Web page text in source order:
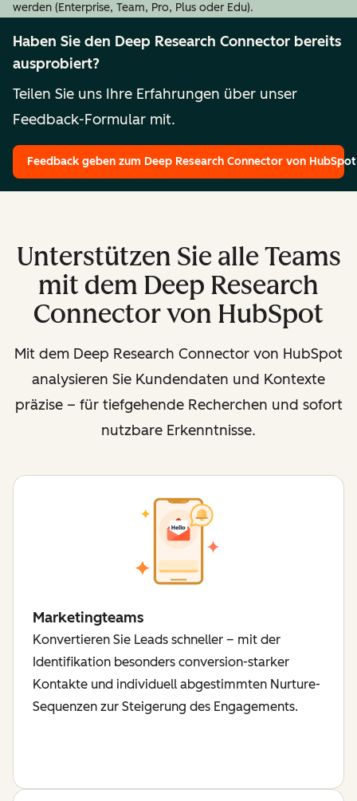
werden (Enterprise, Team, Pro, Plus oder Edu).
Haben Sie den Deep Research Connector bereits
ausprobiert?
Teilen Sie uns Ihre Erfahrungen über unser
Feedback-Formular mit.
Feedback geben zum Deep Research Connector von HubSpot
Unterstützen Sie alle Teams
mit dem Deep Research
Connector von HubSpot
Mit dem Deep Research Connector von HubSpot
analysieren Sie Kundendaten und Kontexte
präzise – für tiefgehende Recherchen und sofort
nutzbare Erkenntnisse.
Marketingteams
Konvertieren Sie Leads schneller – mit der
Identifikation besonders conversion-starker
Kontakte und individuell abgestimmten Nurture-
Sequenzen zur Steigerung des Engagements.